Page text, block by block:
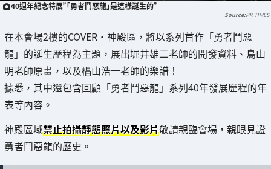
40週年紀念特展”「勇者鬥惡龍」是這樣誕生的”
PR TIMES
在本會場2樓的COVER・神殿區，將以系列首作「勇者鬥惡
龍」的誕生歷程為主題，展出堀井雄二老師的開發資料、鳥山
明老師原畫，以及椙山浩一老師的樂譜！
據悉，其中還包含回顧「勇者鬥惡龍」系列40年發展歷程的年
表等內容。
神殿區域禁止拍攝靜態照片以及影片敬請親臨會場，親眼見證
勇者鬥惡龍的歷史。